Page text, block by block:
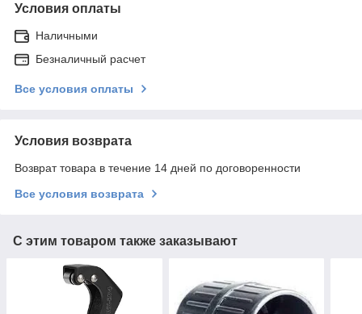
Условия оплаты
Наличными
Безналичный расчет
Все условия оплаты
Условия возврата
Возврат товара в течение 14 дней по договоренности
Все условия возврата
С этим товаром также заказывают